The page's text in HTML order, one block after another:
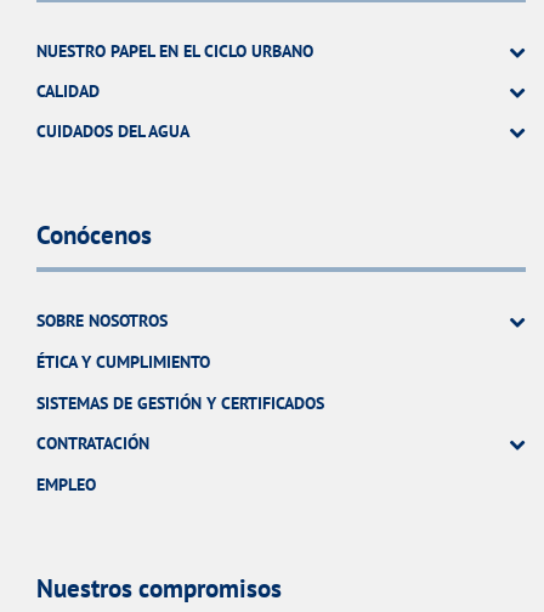
NUESTRO PAPEL EN EL CICLO URBANO
CALIDAD
CUIDADOS DEL AGUA
Conócenos
SOBRE NOSOTROS
ÉTICA Y CUMPLIMIENTO
SISTEMAS DE GESTIÓN Y CERTIFICADOS
CONTRATACIÓN
EMPLEO
Nuestros compromisos